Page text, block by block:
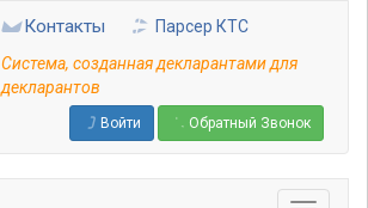
Контакты
Парсер КТС
Система, созданная декларантами для
декларантов
Войти Обратный Звонок